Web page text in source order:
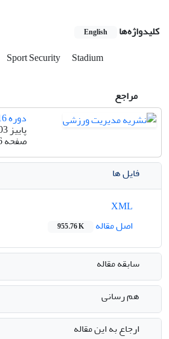
کلیدواژه‌ها English
Sport Security
Stadium
مراجع
دوره 16، شماره 3
پاییز 1403
صفحه
فایل ها
اصل مقاله
955.76 K
سابقه مقاله
هم رسانی
ارجاع به این مقاله